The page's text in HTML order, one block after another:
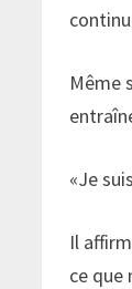
Même
«Je
Il
ce que